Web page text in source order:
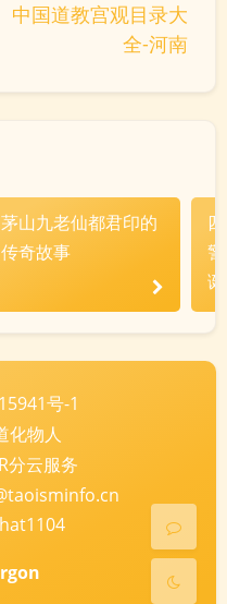
Sans Serif
浅阴影
灰度
(ノ°ο°)ノ
￣o)
*)q
中国道教宫观目录大
全-河南
茅山九老仙都君印的
传奇故事
诞
号-1
化物人
分云服务